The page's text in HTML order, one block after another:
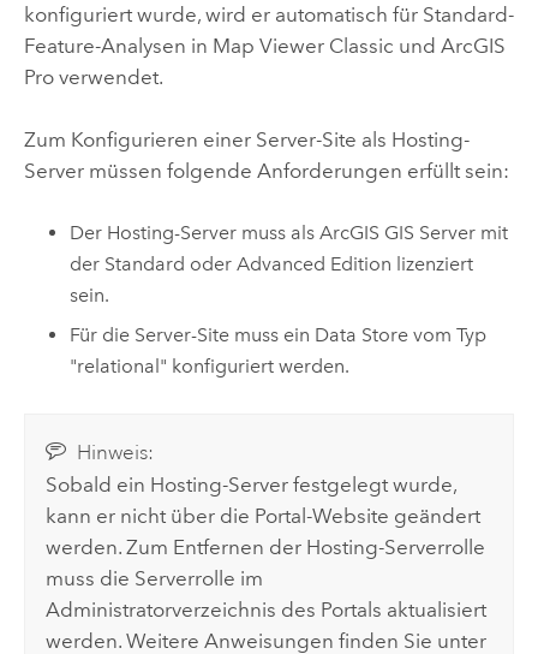
konfiguriert wurde, wird er automatisch für Standard-
Feature-Analysen in Map Viewer Classic und ArcGIS
Proverwendet.
Zum Konfigurieren einer Server-Site als Hosting-
Server müssen folgende Anforderungen erfüllt sein:
Der Hosting-Server muss alsArcGIS GIS Server mit
der Standard oder Advanced Edition lizenziert
sein.
Für die Server-Site muss ein Data Store vom Typ
"relational" konfiguriert werden.
Hinweis:
Sobald ein Hosting-Server festgelegt wurde,
kann er nicht über die Portal-Website geändert
werden. Zum Entfernen der Hosting-Serverrolle
muss die Serverrolle im
Administratorverzeichnis des Portals aktualisiert
werden. Weitere Anweisungen finden Sie unter